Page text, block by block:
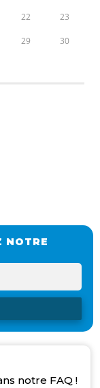
22 23
29 30
NOTRE
notre FAQ !